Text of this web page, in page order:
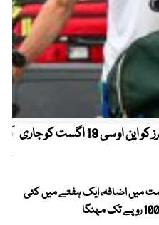
کیریبین پریمیئر لیگ ، قومی کرکٹرز کو این او سی 19 اگست کو جاری
میں اضافہ، ایک ہفتے میں کئی